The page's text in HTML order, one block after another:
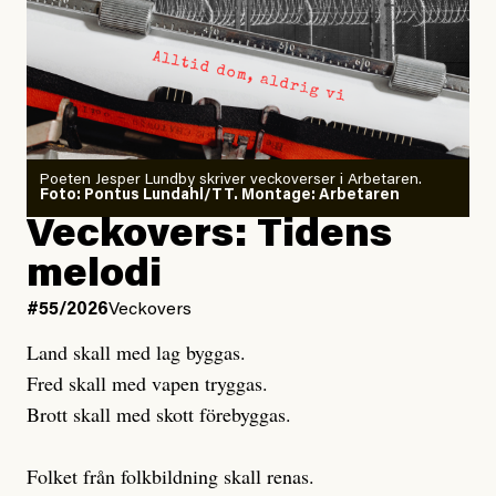
#54/2026Debatt
Sensationalism när ETC
granskar vänstern
Publicerad6 August, 2026
Uppdaterad7 August, 2026
Arbetsmiljöverket:
Dödsolyckorna har slutat
minska
Joel Kellgren
Publicerad3 August, 2026
Uppdaterad3 August, 2026
Poeten Jesper Lundby skriver veckoverser i Arbetaren.
Foto: Pontus Lundahl/TT. Montage: Arbetaren
Veckovers: Tidens
melodi
#55/2026Veckovers
Land skall med lag byggas.
Fred skall med vapen tryggas.
Brott skall med skott förebyggas.
Folket från folkbildning skall renas.